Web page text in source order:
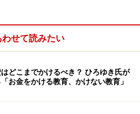
上乗せされ、20.315%が課税され
財形と変わらないじゃない、と思
が、住宅財形にはもう１つルール
わせて読みたい
どこまでかけるべき？ ひろゆき氏が
お金をかける教育、かけない教育」